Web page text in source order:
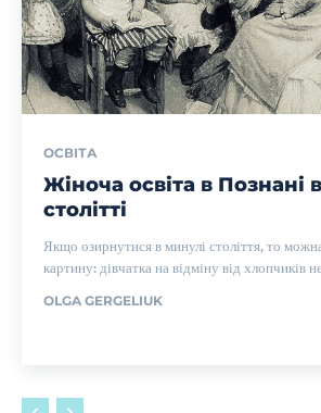
ОСВІТА
Жіноча освіта в Познані
столітті
Якщо озирнутися в минулі століття, то
картину: дівчатка на відміну від хлопчиків
OLGA GERGELIUK